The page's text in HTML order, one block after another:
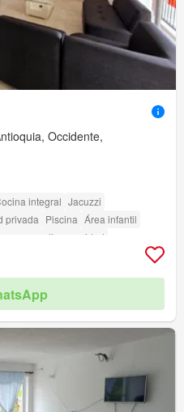
Occidente,
integral Jacuzzi
privada Piscina Área infantil
con discapacidad